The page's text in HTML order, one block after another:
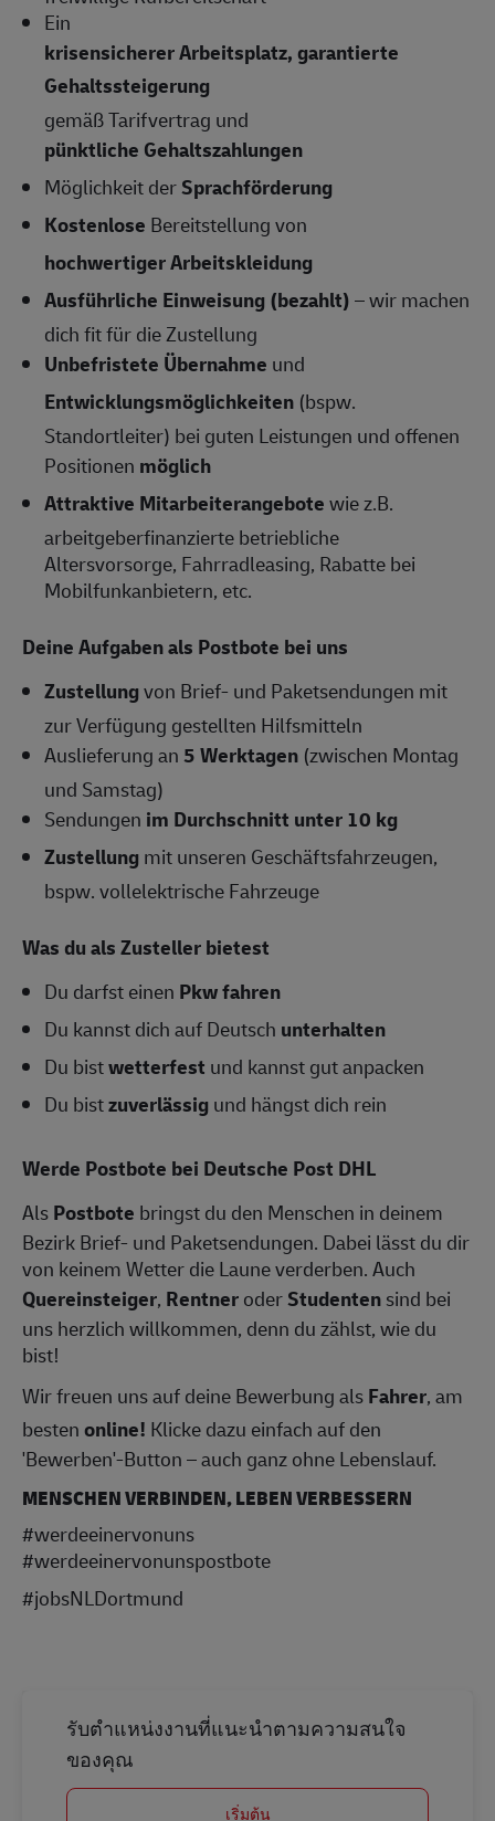
Ein
krisensicherer Arbeitsplatz, garantierte
Gehaltssteigerung
gemäß Tarifvertrag und
pünktliche Gehaltszahlungen
Möglichkeit derSprachförderung
Kostenlose Bereitstellung von
hochwertiger Arbeitskleidung
Ausführliche Einweisung (bezahlt)– wir machen
dich fit für die Zustellung
Unbefristete Übernahme und
Entwicklungsmöglichkeiten (bspw.
Standortleiter) bei guten Leistungen und offenen
Positionen möglich
Attraktive Mitarbeiterangebotewie z.B.
arbeitgeberfinanzierte betriebliche
Altersvorsorge, Fahrradleasing, Rabatte bei
Mobilfunkanbietern, etc.
Deine Aufgaben als Postbote bei uns
Zustellungvon Brief- und Paketsendungen mit
zur Verfügung gestellten Hilfsmitteln
Auslieferung an5 Werktagen (zwischen Montag
und Samstag)
Sendungen im Durchschnitt unter 10 kg
Zustellungmit unseren Geschäftsfahrzeugen,
bspw. vollelektrische Fahrzeuge
Was du als Zusteller bietest
Du darfst einen Pkw fahren
Du kannst dich auf Deutsch unterhalten
Du bistwetterfest und kannst gut anpacken
Du bistzuverlässigund hängst dich rein
Werde Postbote bei Deutsche Post DHL
AlsPostbote bringst du den Menschen in deinem
Bezirk Brief- und Paketsendungen. Dabei lässt du dir
von keinem Wetter die Laune verderben. Auch
Quereinsteiger, RentneroderStudentensind bei
uns herzlich willkommen, denn du zählst, wie du
bist!
Wir freuen uns auf deine Bewerbung alsFahrer, am
bestenonline! Klicke dazu einfach auf den
'Bewerben'-Button – auch ganz ohne Lebenslauf.
MENSCHEN VERBINDEN, LEBEN VERBESSERN
#werdeeinervonuns
#werdeeinervonunspostbote
#jobsNLDortmund
รับตำแหน่งงานที่แนะนำตามความสนใจ
ของคุณ
เริ่มต้น